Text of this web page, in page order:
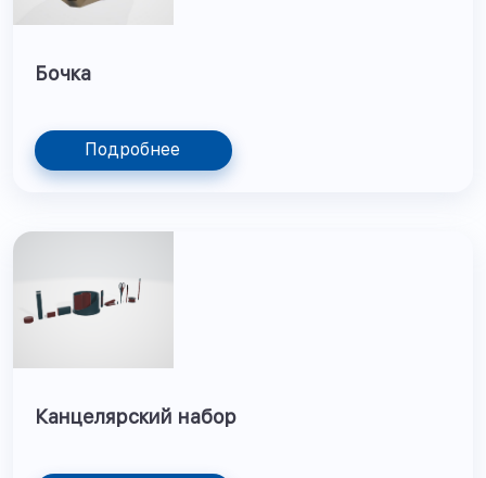
Бочка
Подробнее
Канцелярский набор